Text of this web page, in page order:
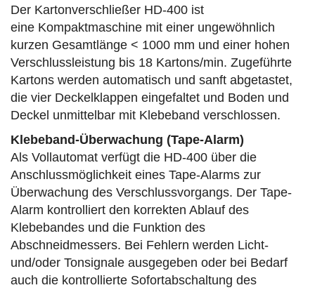
Der Kartonverschließer HD-400 ist
eine Kompaktmaschine mit einer ungewöhnlich
kurzen Gesamtlänge < 1000 mm und einer hohen
Verschlussleistung bis 18 Kartons/min. Zugeführte
Kartons werden automatisch und sanft abgetastet,
die vier Deckelklappen eingefaltet und Boden und
Deckel unmittelbar mit Klebeband verschlossen.
Klebeband-Überwachung (Tape-Alarm)
Als Vollautomat verfügt die HD-400 über die
Anschlussmöglichkeit eines Tape-Alarms zur
Überwachung des Verschlussvorgangs. Der Tape-
Alarm kontrolliert den korrekten Ablauf des
Klebebandes und die Funktion des
Abschneidmessers. Bei Fehlern werden Licht-
und/oder Tonsignale ausgegeben oder bei Bedarf
auch die kontrollierte Sofortabschaltung des